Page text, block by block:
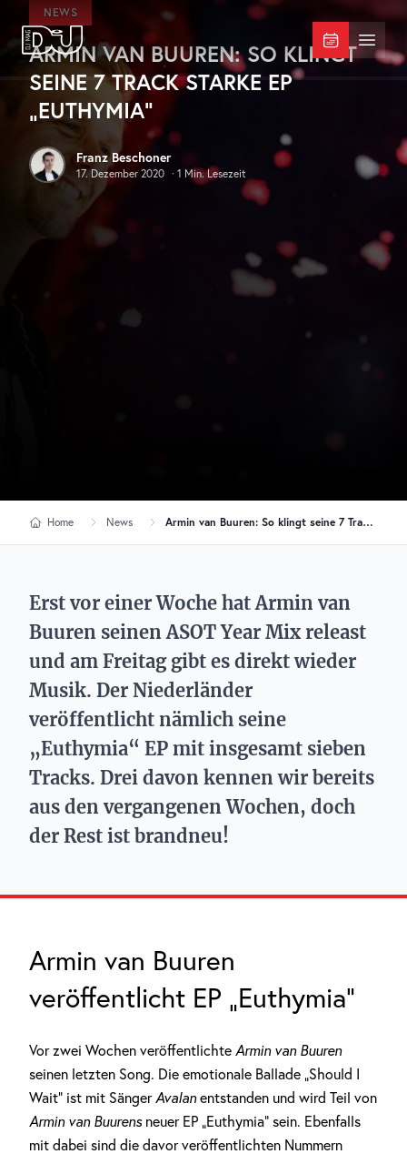
Zum Hauptinhalt springen
DJ Mag Germany Menü
NEWS
ARMIN VAN BUUREN: SO KLINGT
SEINE 7 TRACK STARKE EP
„EUTHYMIA“
Franz Beschoner
17. Dezember 2020 · 1 Min. Lesezeit
Home News Armin van Buuren: So klingt seine 7 Track starke EP „Euthymia“
Erst vor einer Woche hat Armin van
Buuren seinen ASOT Year Mix releast
und am Freitag gibt es direkt wieder
Musik. Der Niederländer
veröffentlicht nämlich seine
„Euthymia“ EP mit insgesamt sieben
Tracks. Drei davon kennen wir bereits
aus den vergangenen Wochen, doch
der Rest ist brandneu!
Armin van Buuren
veröffentlicht EP „Euthymia“
Vor zwei Wochen veröffentlichte Armin van Buuren
seinen letzten Song. Die emotionale Ballade „Should I
Wait“ ist mit SängerAvalanentstanden und wird Teil von
Armin van Buurens neuer EP „Euthymia“ sein. Ebenfalls
mit dabei sind die davor veröffentlichten Nummern